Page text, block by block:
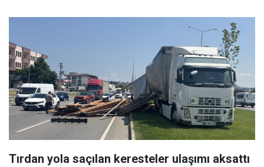
Tırdan yola saçılan keresteler ulaşımı aksattı